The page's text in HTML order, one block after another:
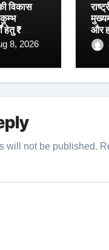
विकास
हेतु ₹
8, 2026
और
will not be published.